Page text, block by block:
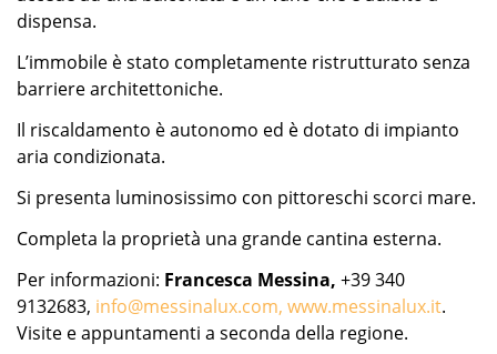
dispensa.
L’immobile è stato completamente ristrutturato senza
barriere architettoniche.
Il riscaldamento è autonomo ed è dotato di impianto
aria condizionata.
Si presenta luminosissimo con pittoreschi scorci mare.
Completa la proprietà una grande cantina esterna.
Per informazioni: Francesca Messina, +39 340
9132683, info@messinalux.com, www.messinalux.it.
Visite e appuntamenti a seconda della regione.